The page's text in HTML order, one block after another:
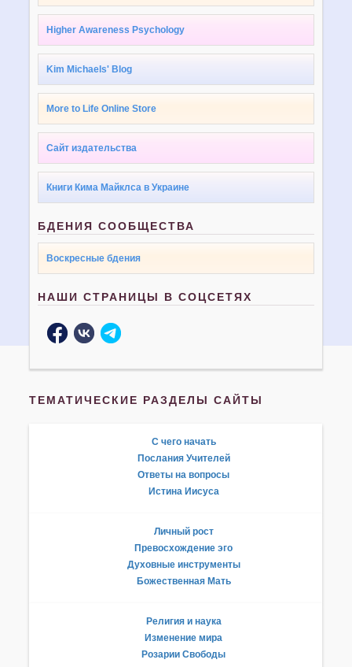
Higher Awareness Psychology
Kim Michaels' Blog
More to Life Online Store
Сайт издательства
Книги Кима Майклса в Украине
БДЕНИЯ СООБЩЕСТВА
Воскресные бдения
НАШИ СТРАНИЦЫ В СОЦСЕТЯХ
ТЕМАТИЧЕСКИЕ РАЗДЕЛЫ САЙТЫ
С чего начать
Послания Учителей
Ответы на вопросы
Истина Иисуса
Личный рост
Превосхождение эго
Духовные инструменты
Божественная Мать
Религия и наука
Изменение мира
Розарии Свободы